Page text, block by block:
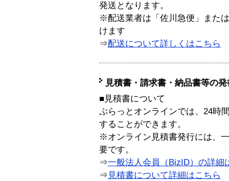
発送となります。
※配送業者は「佐川急便」また
けます
⇒配送について詳しくはこちら
見積書・請求書・納品書等の
■見積書について
ぷらっとオンラインでは、24時
することができます。
※オンライン見積書発行には、
要です。
⇒一般法人会員（BizID）の詳細
⇒ 見積書について詳細はこちら